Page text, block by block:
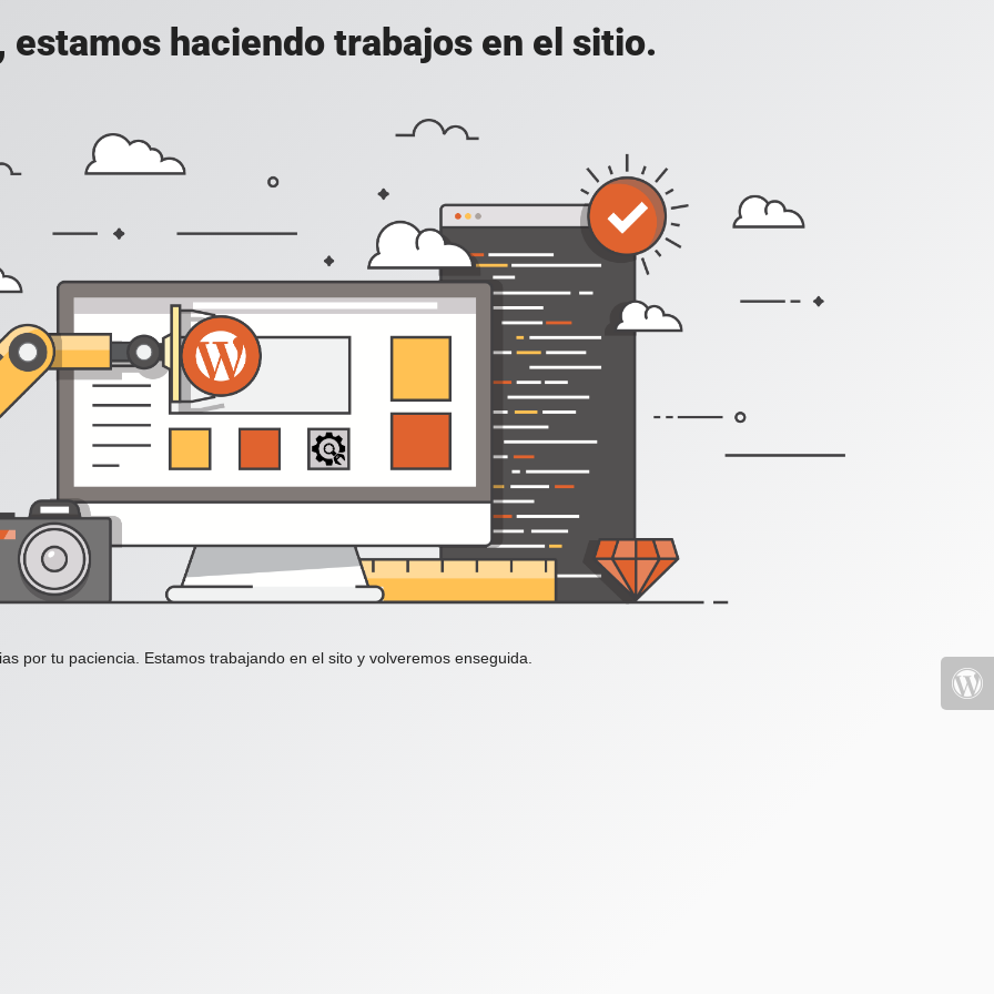
estamos haciendo trabajos en el sitio.
por tu paciencia. Estamos trabajando en el sito y volveremos enseguida.